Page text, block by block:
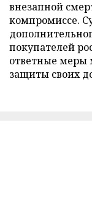
внезапной
компромиссе.
покупателей
ответные меры
защиты своих